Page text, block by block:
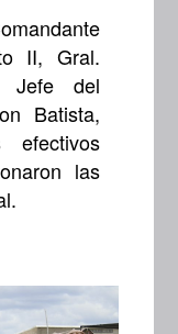
II, Gral.
Jefe del
Batista,
las